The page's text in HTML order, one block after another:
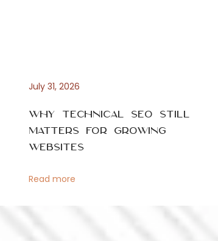
July 31, 2026
Why Technical SEO Still
Matters for Growing
Websites
Read more